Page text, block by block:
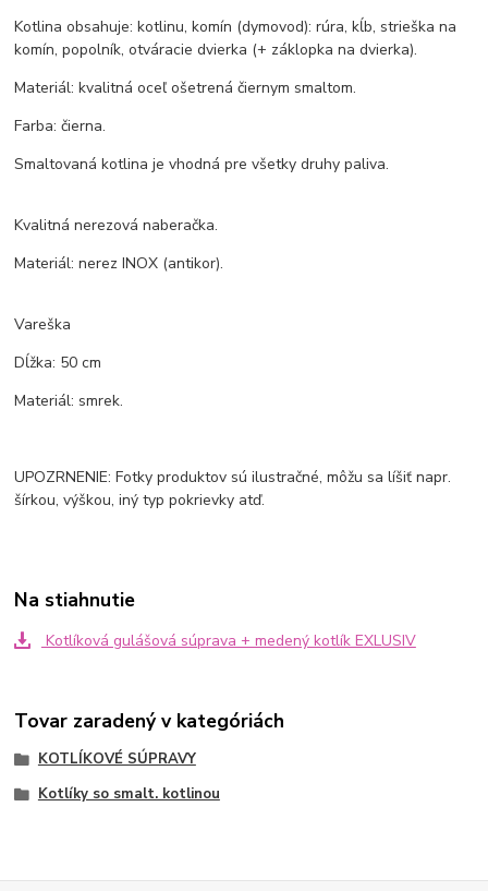
Kotlina obsahuje: kotlinu, komín (dymovod): rúra, kĺb, strieška na
komín, popolník, otváracie dvierka (+ záklopka na dvierka).
Materiál: kvalitná oceľ ošetrená čiernym smaltom.
Farba: čierna.
Smaltovaná kotlina je vhodná pre všetky druhy paliva.
Kvalitná nerezová naberačka.
Materiál: nerez INOX (antikor).
Vareška
Dĺžka: 50 cm
Materiál: smrek.
UPOZRNENIE: Fotky produktov sú ilustračné, môžu sa líšiť napr.
šírkou, výškou, iný typ pokrievky atď.
Na stiahnutie
Kotlíková gulášová súprava + medený kotlík EXLUSIV
Tovar zaradený v kategóriách
KOTLÍKOVÉ SÚPRAVY
Kotlíky so smalt. kotlinou